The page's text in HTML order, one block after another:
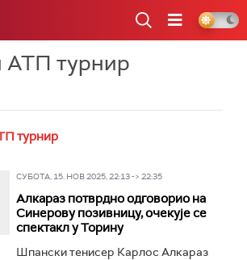
турнир
турнир
СУБОТА, 15. НОВ 2025, 22:13 -> 22:35
Алкараз потврдно одговорио на
Синерову позивницу, очекује се
спектакл у Торину
Шпански тенисер Карлос Алкараз